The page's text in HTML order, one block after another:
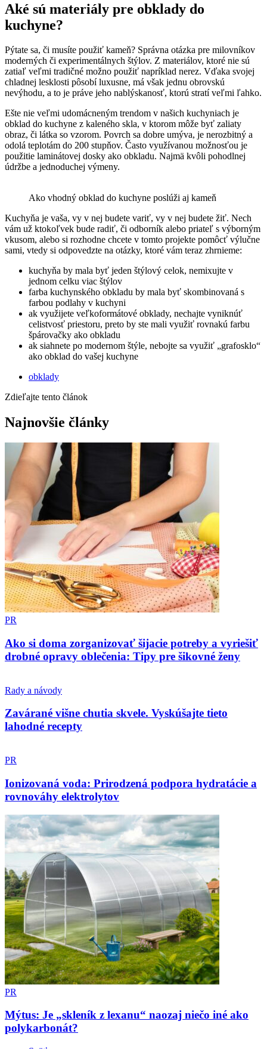
Aké sú materiály pre obklady do
kuchyne?
Pýtate sa, či musíte použiť kameň? Správna otázka pre milovníkov
moderných či experimentálnych štýlov. Z materiálov, ktoré nie sú
zatiaľ veľmi tradičné možno použiť napríklad nerez. Vďaka svojej
chladnej lesklosti pôsobí luxusne, má však jednu obrovskú
nevýhodu, a to je práve jeho nablýskanosť, ktorú stratí veľmi ľahko.
Ešte nie veľmi udomácneným trendom v našich kuchyniach je
obklad do kuchyne z kaleného skla, v ktorom môže byť zaliaty
obraz, či látka so vzorom. Povrch sa dobre umýva, je nerozbitný a
odolá teplotám do 200 stupňov. Často využívanou možnosťou je
použitie laminátovej dosky ako obkladu. Najmä kvôli pohodlnej
údržbe a jednoduchej výmeny.
Ako vhodný obklad do kuchyne poslúži aj kameň
Kuchyňa je vaša, vy v nej budete variť, vy v nej budete žiť. Nech
vám už ktokoľvek bude radiť, či odborník alebo priateľ s výborným
vkusom, alebo si rozhodne chcete v tomto projekte pomôcť výlučne
sami, vtedy si odpovedzte na otázky, ktoré vám teraz zhrnieme:
kuchyňa by mala byť jeden štýlový celok, nemixujte v
jednom celku viac štýlov
farba kuchynského obkladu by mala byť skombinovaná s
farbou podlahy v kuchyni
ak využijete veľkoformátové obklady, nechajte vyniknúť
celistvosť priestoru, preto by ste mali využiť rovnakú farbu
špárovačky ako obkladu
ak siahnete po modernom štýle, nebojte sa využiť „grafosklo“
ako obklad do vašej kuchyne
obklady
Zdieľajte tento článok
Najnovšie články
PR
Ako si doma zorganizovať šijacie potreby a vyriešiť
drobné opravy oblečenia: Tipy pre šikovné ženy
Rady a návody
Zavárané višne chutia skvele. Vyskúšajte tieto
lahodné recepty
PR
Ionizovaná voda: Prirodzená podpora hydratácie a
rovnováhy elektrolytov
PR
Mýtus: Je „skleník z lexanu“ naozaj niečo iné ako
polykarbonát?